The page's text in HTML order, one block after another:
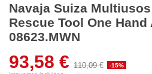
Navaja Suiza
Rescue Tool One
08623.MWN
93,58 € 110,09 €
-15%